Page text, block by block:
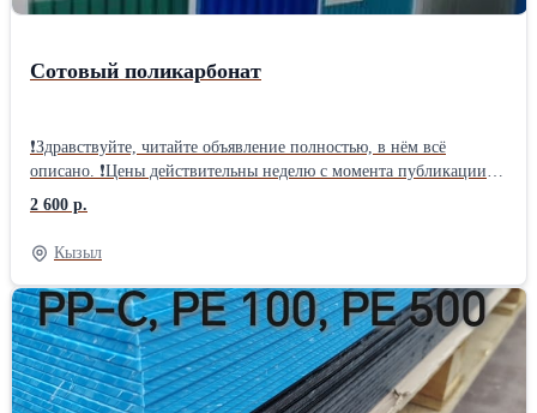
Сотовый поликарбонат
❗Здравствуйте, читайте объявление полностью, в нём всё
описано. ❗Цены действительны неделю с момента публикации от
04.08.2026г, далее актуальную стоимость Вы можете узнать по
телефону или у нас в магазине. ❗Смотрите все объявления
продавца "Авито" выбирайте понравившиеся Вам товары,
добавляйте в избранное, что бы не потерять. ❗Если вдруг
объявление не активно - это не значит что товара нет в наличии!
❗❗❗Мы работаем с 10 до 17 часов будни, сб. до 15 часов.
Находимся в Абакане на Складской, 6 🚩 3,5 мм СафПласт
"Рационал" - 2 600 руб. за лист 🚩 4 мм СафПласт "Рационал" -
3 050 руб. за лист 🚩 4 мм СафПласт "Практик" - 3 470 руб. за
2 600 р.
Кызыл